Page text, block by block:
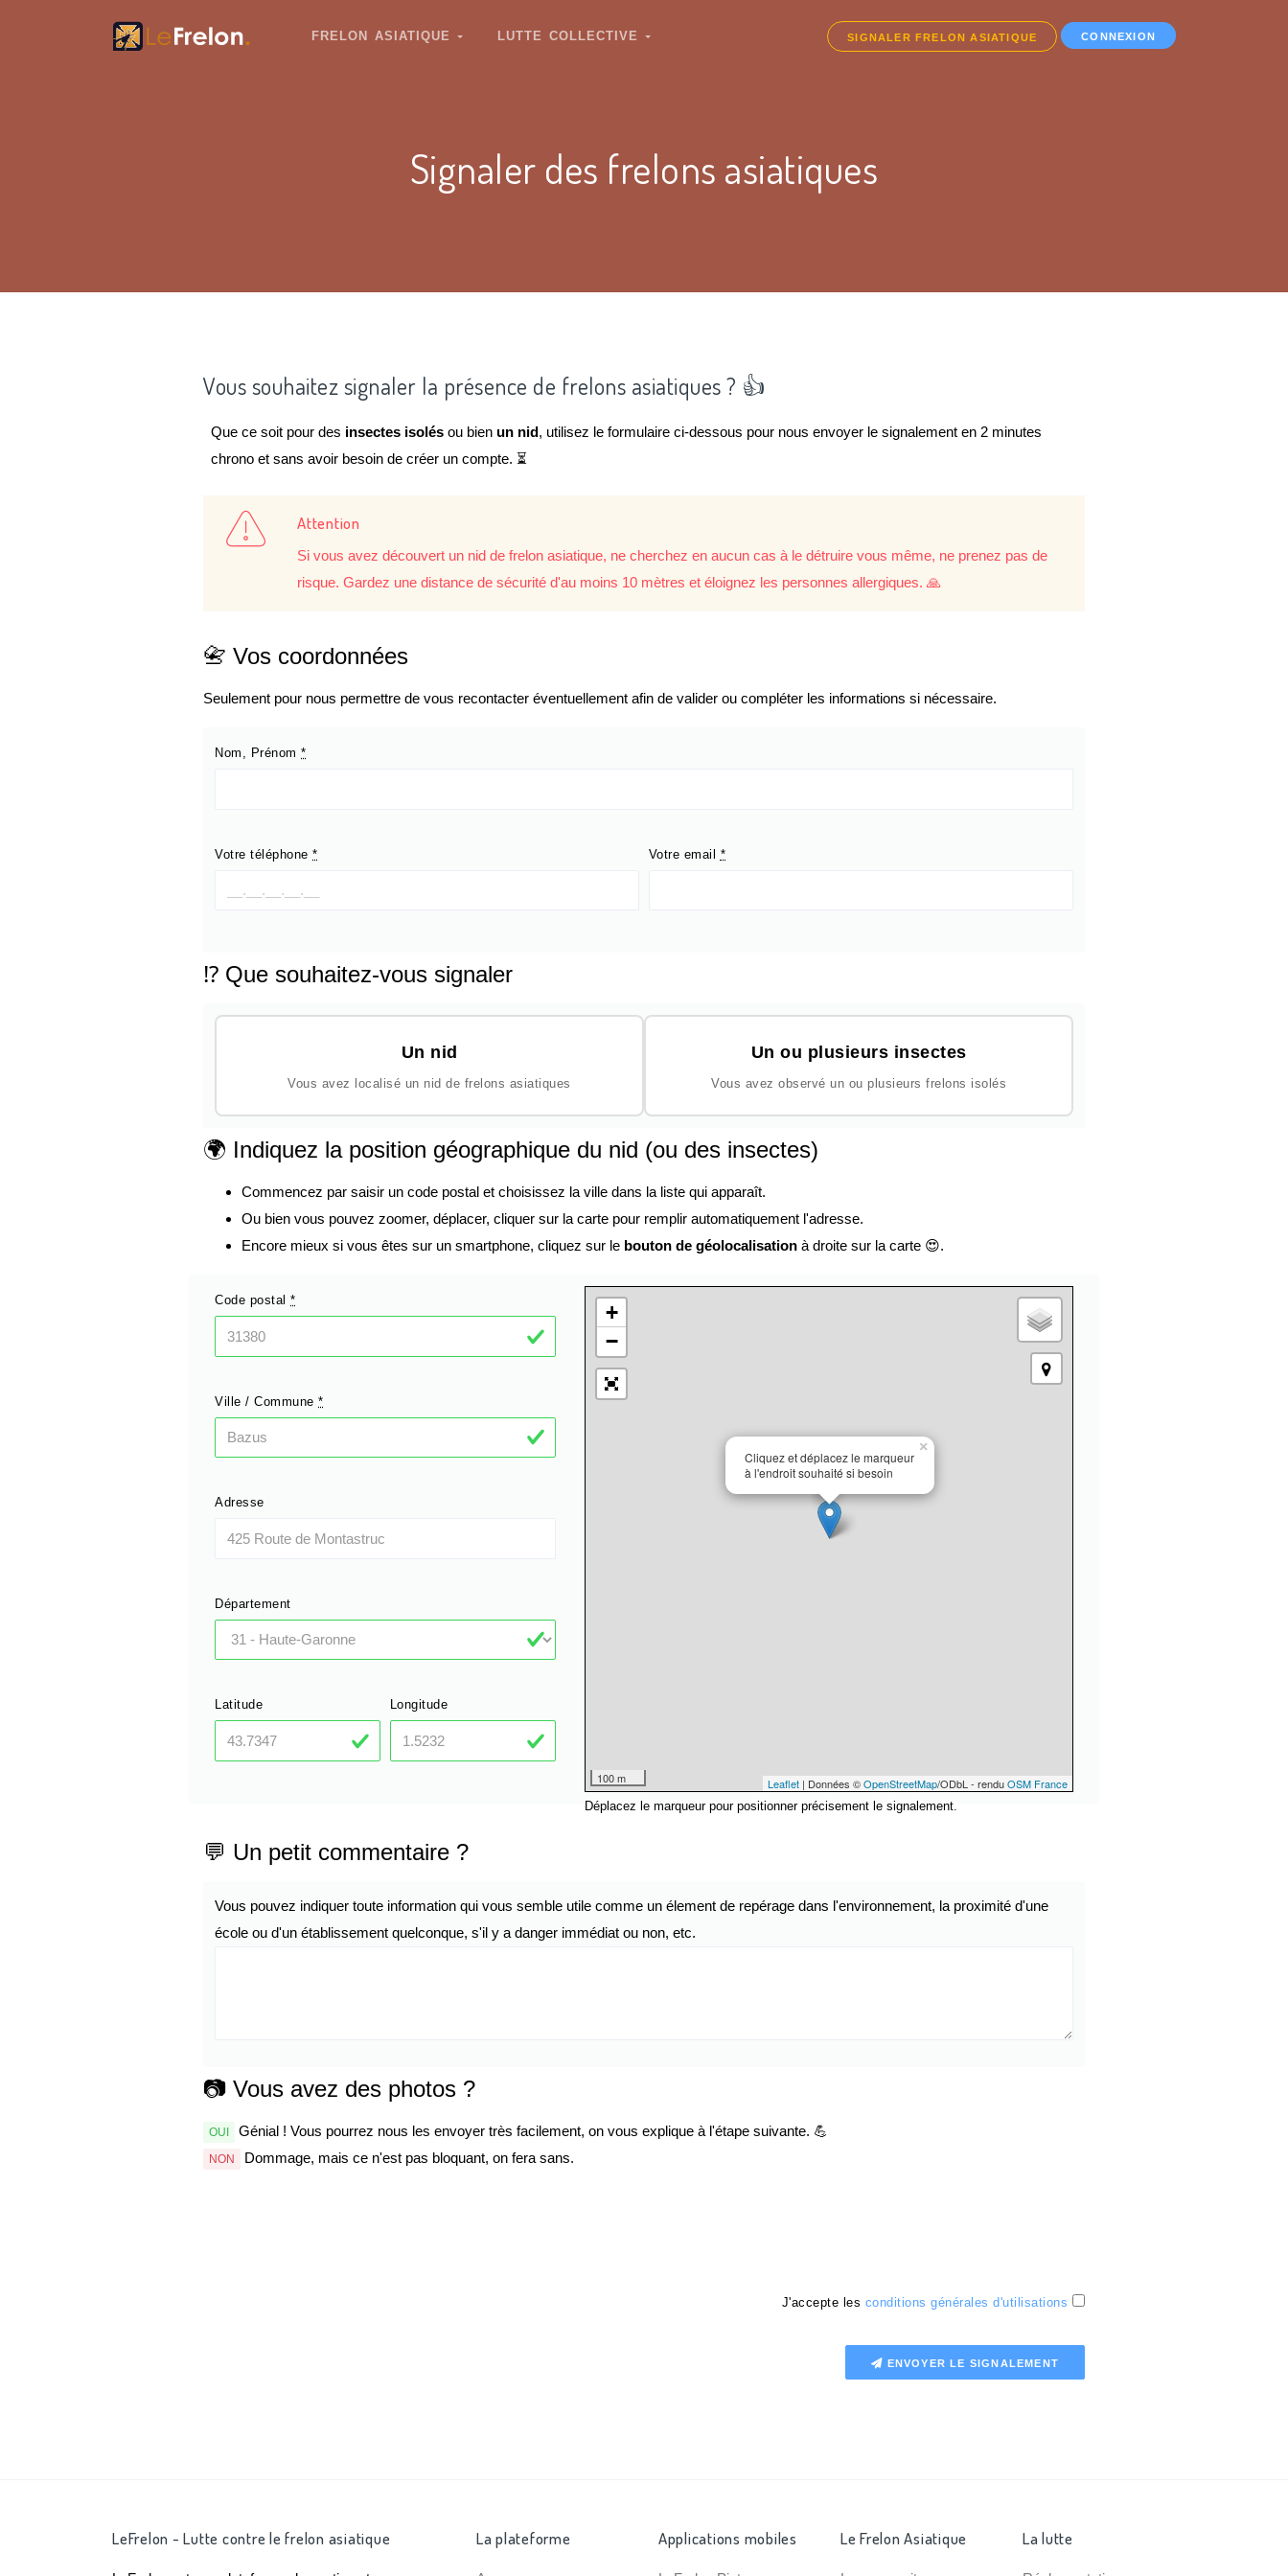
FRELON ASIATIQUE LUTTE COLLECTIVE SIGNALER FRELON ASIATIQUE CONNEXION
Signaler des frelons asiatiques
Vous souhaitez signaler la présence de frelons asiatiques ? 👍
Que ce soit pour des insectes isolés ou bien un nid, utilisez le formulaire ci-dessous pour nous envoyer le signalement en 2 minutes
chrono et sans avoir besoin de créer un compte. ⏳
Attention
Si vous avez découvert un nid de frelon asiatique, ne cherchez en aucun cas à le détruire vous même, ne prenez pas de
risque. Gardez une distance de sécurité d'au moins 10 mètres et éloignez les personnes allergiques. 🙏
📇 Vos coordonnées
Seulement pour nous permettre de vous recontacter éventuellement afin de valider ou compléter les informations si nécessaire.
Nom, Prénom *
Votre téléphone * Votre email *
⁉️ Que souhaitez-vous signaler
Un nid
Vous avez localisé un nid de frelons asiatiques
Un ou plusieurs insectes
Vous avez observé un ou plusieurs frelons isolés
🌍 Indiquez la position géographique du nid (ou des insectes)
Commencez par saisir un code postal et choisissez la ville dans la liste qui apparaît.
Ou bien vous pouvez zoomer, déplacer, cliquer sur la carte pour remplir automatiquement l'adresse.
Encore mieux si vous êtes sur un smartphone, cliquez sur le bouton de géolocalisation à droite sur la carte 😍.
Code postal *
Ville / Commune *
Adresse
Département
Latitude Longitude
Cliquez et déplacez le marqueur
à l'endroit souhaité si besoin
×
+
−
100 m Leaflet| Données ©OpenStreetMap/ODbL - renduOSM France
Déplacez le marqueur pour positionner précisement le signalement.
💬 Un petit commentaire ?
Vous pouvez indiquer toute information qui vous semble utile comme un élement de repérage dans l'environnement, la proximité d'une
école ou d'un établissement quelconque, s'il y a danger immédiat ou non, etc.
📷 Vous avez des photos ?
OUI Génial ! Vous pourrez nous les envoyer très facilement, on vous explique à l'étape suivante. 💪
NON Dommage, mais ce n'est pas bloquant, on fera sans.
J'accepte les conditions générales d'utilisations
ENVOYER LE SIGNALEMENT
La plateforme Applications mobiles Le Frelon Asiatique La lutte
LeFrelon - Lutte contre le frelon asiatique